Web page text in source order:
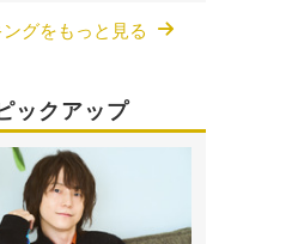
グをもっと見る
ックアップ